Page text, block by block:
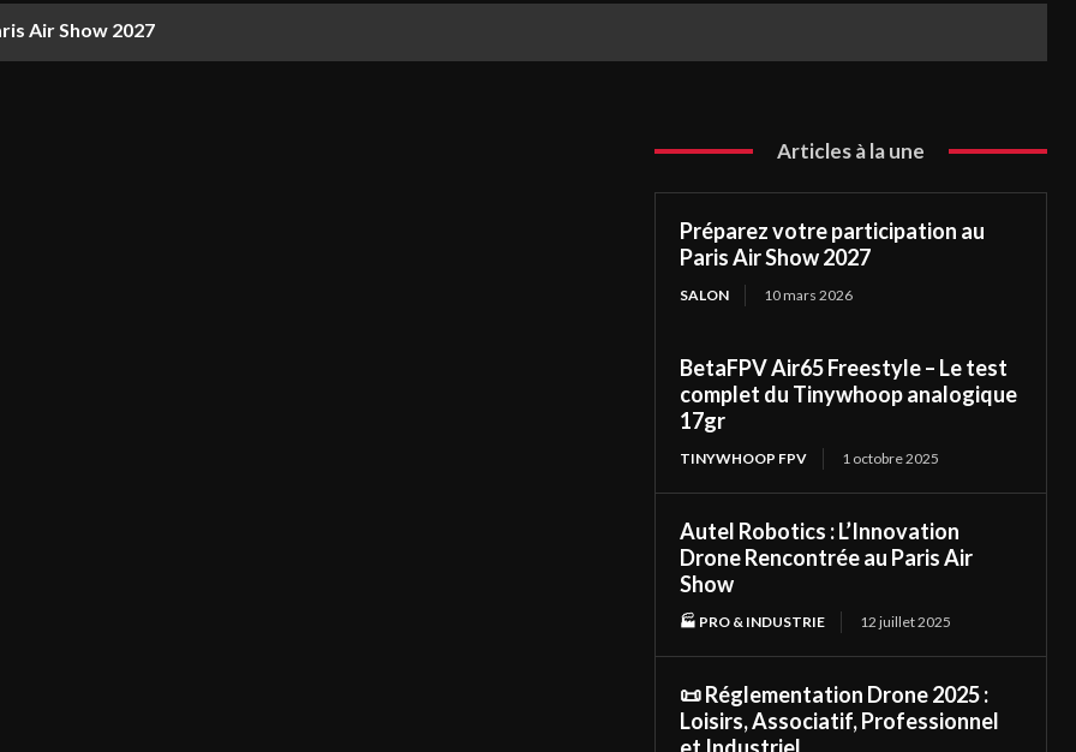
Air Show 2027
Articles à la une
Préparez votre participation au
Paris Air Show 2027
SALON 10 mars 2026
BetaFPV Air65 Freestyle – Le test
complet du Tinywhoop analogique
17gr
TINYWHOOP FPV 1 octobre 2025
Autel Robotics : L’Innovation
Drone Rencontrée au Paris Air
Show
🏭 PRO & INDUSTRIE 12 juillet 2025
📜 Réglementation Drone 2025 :
Loisirs, Associatif, Professionnel